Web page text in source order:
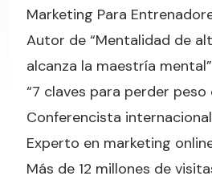
Marketing Para
Autor de “Mentalidad de
alcanza la maestría
“7 claves para perder
Conferencista
Experto en marketing
Más de 12 millones de